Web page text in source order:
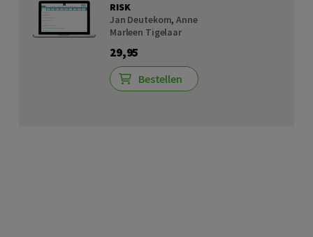
RISK
Jan Deutekom,Anne
Marleen Tigelaar
29,95
Bestellen